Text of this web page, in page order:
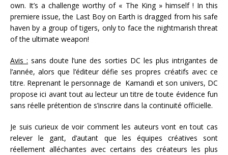
own. It’s a challenge worthy of « The King » himself ! In this
premiere issue, the Last Boy on Earth is dragged from his safe
haven by a group of tigers, only to face the nightmarish threat
of the ultimate weapon!
Avis : sans doute l’une des sorties DC les plus intrigantes de
l’année, alors que l’éditeur défie ses propres créatifs avec ce
titre. Reprenant le personnage de Kamandi et son univers, DC
propose ici avant tout au lecteur un titre de toute évidence fun
sans réelle prétention de s’inscrire dans la continuité officielle.
Je suis curieux de voir comment les auteurs vont en tout cas
relever le gant, d’autant que les équipes créatives sont
réellement alléchantes avec certains des créateurs les plus